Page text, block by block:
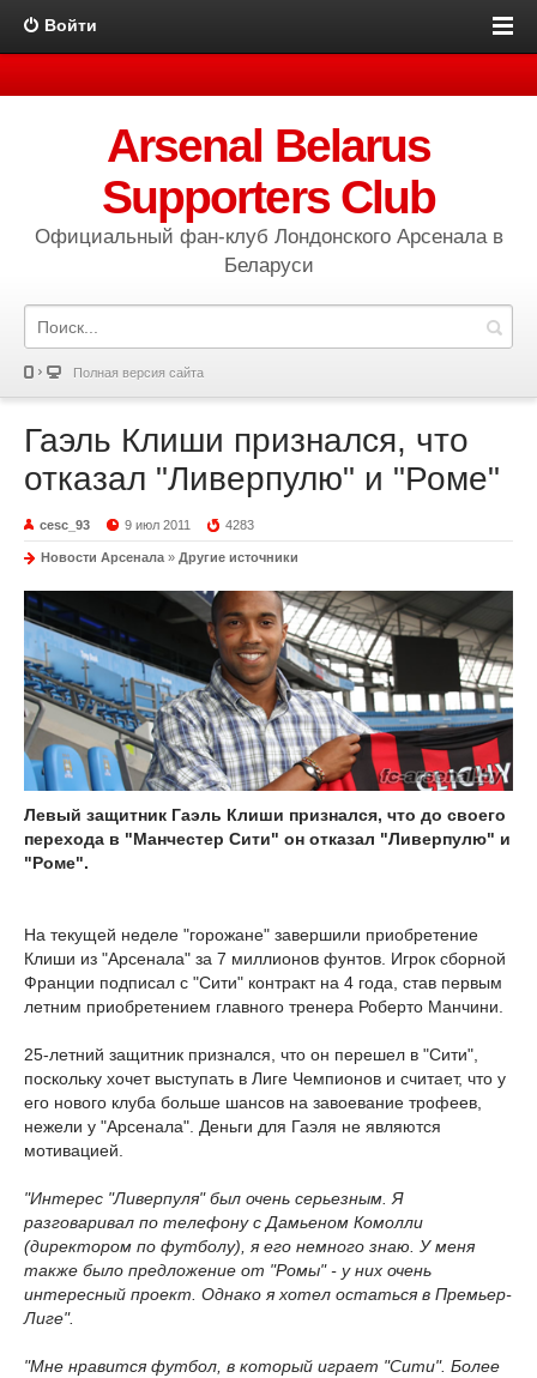
Войти
Arsenal Belarus
Supporters Club
Официальный фан-клуб Лондонского Арсенала в
Беларуси
Полная версия сайта
Гаэль Клиши признался, что
отказал "Ливерпулю" и "Роме"
cesc_93 9 июл 2011 4283
Новости Арсенала » Другие источники
Левый защитник Гаэль Клиши признался, что до своего
перехода в "Манчестер Сити" он отказал "Ливерпулю" и
"Роме".
На текущей неделе "горожане" завершили приобретение
Клиши из "Арсенала" за 7 миллионов фунтов. Игрок сборной
Франции подписал с "Сити" контракт на 4 года, став первым
летним приобретением главного тренера Роберто Манчини.
25-летний защитник признался, что он перешел в "Сити",
поскольку хочет выступать в Лиге Чемпионов и считает, что у
его нового клуба больше шансов на завоевание трофеев,
нежели у "Арсенала". Деньги для Гаэля не являются
мотивацией.
"Интерес "Ливерпуля" был очень серьезным. Я
разговаривал по телефону с Дамьеном Комолли
(директором по футболу), я его немного знаю. У меня
также было предложение от "Ромы" - у них очень
интересный проект. Однако я хотел остаться в Премьер-
Лиге".
"Мне нравится футбол, в который играет "Сити". Более